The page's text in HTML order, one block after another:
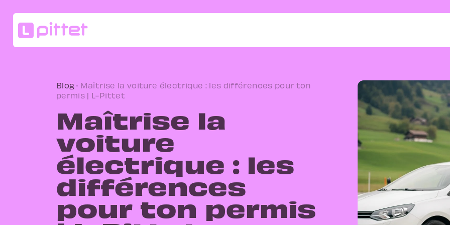
Blog · Maîtrise la voiture électrique : les différences pour ton
permis | L-Pittet
Maîtrise la
voiture
électrique : les
différences
pour ton permis